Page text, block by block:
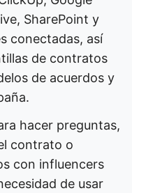
SharePoint y
conectadas, así
de contratos
de acuerdos y
hacer preguntas,
contrato o
con influencers
de usar